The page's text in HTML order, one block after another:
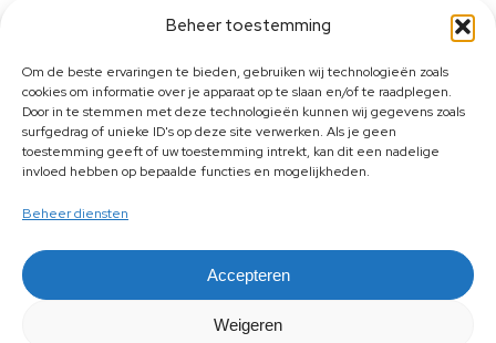
Beheer toestemming
Om de beste ervaringen te bieden, gebruiken wij technologieën zoals
cookies om informatie over je apparaat op te slaan en/of te raadplegen.
Door in te stemmen met deze technologieën kunnen wij gegevens zoals
surfgedrag of unieke ID's op deze site verwerken. Als je geen
toestemming geeft of uw toestemming intrekt, kan dit een nadelige
invloed hebben op bepaalde functies en mogelijkheden.
Beheer diensten
Accepteren
Weigeren